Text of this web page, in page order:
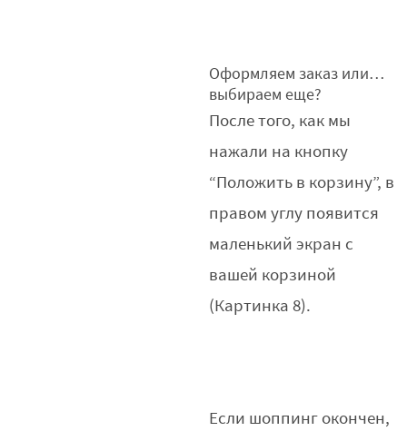
Оформляем заказ или…
выбираем еще?
После того, как мы
нажали на кнопку
“Положить в корзину”, в
правом углу появится
маленький экран с
вашей корзиной
(Картинка 8).
Если шоппинг окончен,